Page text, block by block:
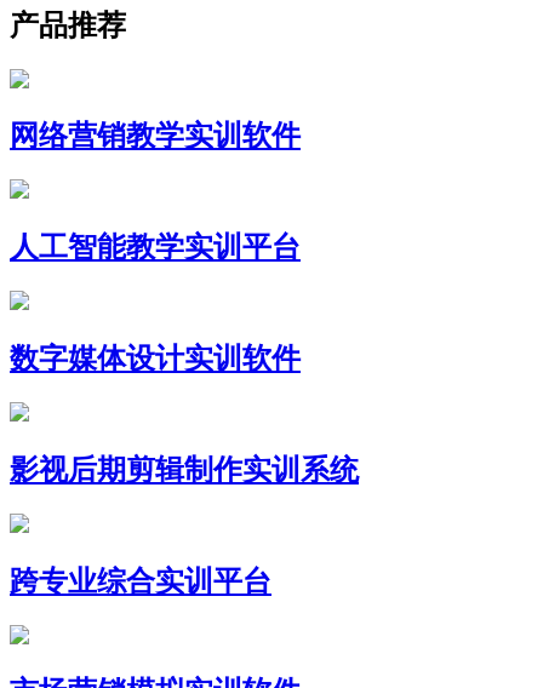
产品推荐
网络营销教学实训软件
人工智能教学实训平台
数字媒体设计实训软件
影视后期剪辑制作实训系统
跨专业综合实训平台